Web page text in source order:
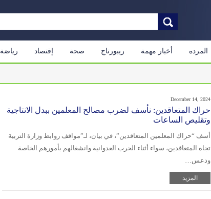
المرده أخبار مهمة ريبورتاج صحة إقتصاد رياضة
December 14, 2024
حراك المتعاقدين: نأسف لضرب مصالح المعلمين ببدل الانتاجية
وتقليص الساعات
أسف “حراك المعلمين المتعاقدين”، في بيان، لـ”مواقف روابط وزارة التربية
تجاه المتعاقدين، سواء أثناء الحرب العدوانية وانشغالهم بأمورهم الخاصة
ودعس…
المزيد